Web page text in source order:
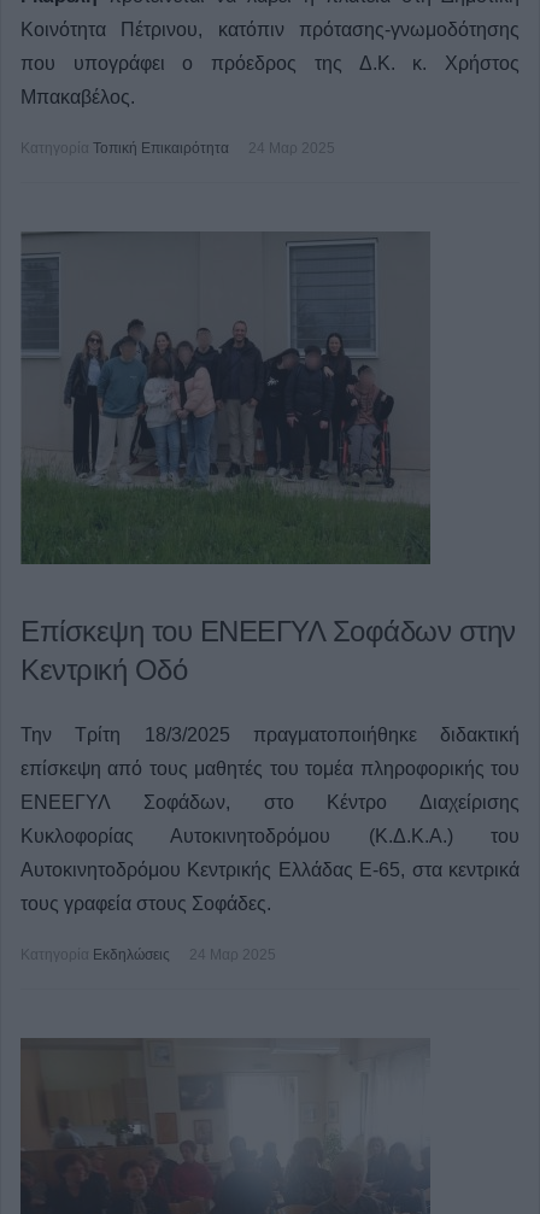
Κοινότητα Πέτρινου, κατόπιν πρότασης-γνωμοδότησης
που υπογράφει ο πρόεδρος της Δ.Κ. κ. Χρήστος
Μπακαβέλος.
Κατηγορία Τοπική Επικαιρότητα 24 Μαρ 2025
Επίσκεψη του ΕΝΕΕΓΥΛ Σοφάδων στην
Κεντρική Οδό
Την Τρίτη 18/3/2025 πραγματοποιήθηκε διδακτική
επίσκεψη από τους μαθητές του τομέα πληροφορικής του
ΕΝΕΕΓΥΛ Σοφάδων, στο Κέντρο Διαχείρισης
Κυκλοφορίας Αυτοκινητοδρόμου (Κ.Δ.Κ.Α.) του
Αυτοκινητοδρόμου Κεντρικής Ελλάδας Ε-65, στα κεντρικά
τους γραφεία στους Σοφάδες.
Κατηγορία Εκδηλώσεις 24 Μαρ 2025